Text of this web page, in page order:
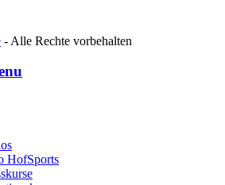
- Alle Rechte vorbehalten
HofSports